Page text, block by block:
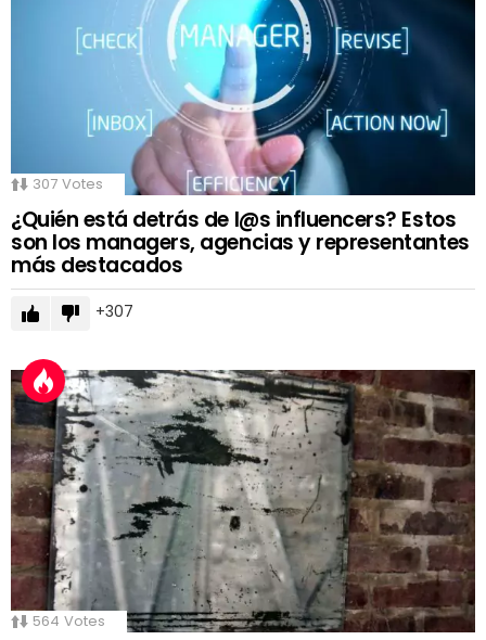
307 Votes
¿Quién está detrás de l@s influencers? Estos
son los managers, agencias y representantes
más destacados
307
564 Votes